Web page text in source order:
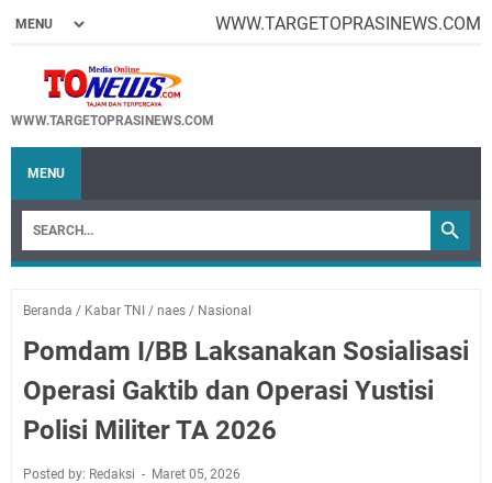
WWW.TARGETOPRASINEWS.COM
WWW.TARGETOPRASINEWS.COM
MENU
Beranda / Kabar TNI / naes / Nasional
Pomdam I/BB Laksanakan Sosialisasi
Operasi Gaktib dan Operasi Yustisi
Polisi Militer TA 2026
Posted by: Redaksi Maret 05, 2026